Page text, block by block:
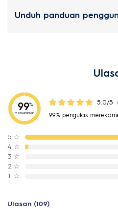
Unduh panduan
99%
Menyarankan
5.0/5
99% pengulas
5 ☆
4 ☆
3 ☆
2 ☆
1 ☆
Ulasan (109)